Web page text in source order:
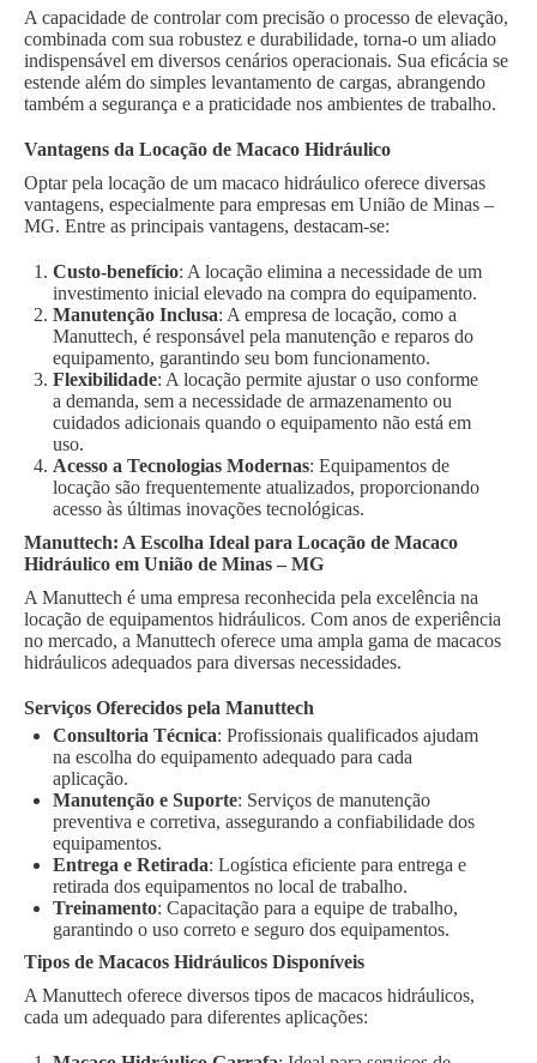
A capacidade de controlar com precisão o processo de elevação,
combinada com sua robustez e durabilidade, torna-o um aliado
indispensável em diversos cenários operacionais. Sua eficácia se
estende além do simples levantamento de cargas, abrangendo
também a segurança e a praticidade nos ambientes de trabalho.
Vantagens da Locação de Macaco Hidráulico
Optar pela locação de um macaco hidráulico oferece diversas
vantagens, especialmente para empresas em União de Minas –
MG. Entre as principais vantagens, destacam-se:
Custo-benefício: A locação elimina a necessidade de um
investimento inicial elevado na compra do equipamento.
Manutenção Inclusa: A empresa de locação, como a
Manuttech, é responsável pela manutenção e reparos do
equipamento, garantindo seu bom funcionamento.
Flexibilidade: A locação permite ajustar o uso conforme
a demanda, sem a necessidade de armazenamento ou
cuidados adicionais quando o equipamento não está em
uso.
Acesso a Tecnologias Modernas: Equipamentos de
locação são frequentemente atualizados, proporcionando
acesso às últimas inovações tecnológicas.
Manuttech: A Escolha Ideal para Locação de Macaco
Hidráulico em União de Minas – MG
A Manuttech é uma empresa reconhecida pela excelência na
locação de equipamentos hidráulicos. Com anos de experiência
no mercado, a Manuttech oferece uma ampla gama de macacos
hidráulicos adequados para diversas necessidades.
Serviços Oferecidos pela Manuttech
Consultoria Técnica: Profissionais qualificados ajudam
na escolha do equipamento adequado para cada
aplicação.
Manutenção e Suporte: Serviços de manutenção
preventiva e corretiva, assegurando a confiabilidade dos
equipamentos.
Entrega e Retirada: Logística eficiente para entrega e
retirada dos equipamentos no local de trabalho.
Treinamento: Capacitação para a equipe de trabalho,
garantindo o uso correto e seguro dos equipamentos.
Tipos de Macacos Hidráulicos Disponíveis
A Manuttech oferece diversos tipos de macacos hidráulicos,
cada um adequado para diferentes aplicações: